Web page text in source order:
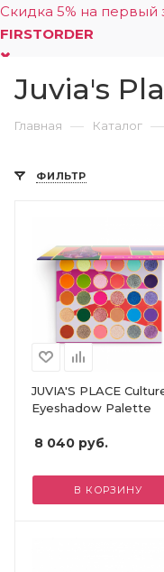
Скидка 5% на первый
FIRSTORDER
Juvia's
Главная — Каталог —
ФИЛЬТР
JUVIA'S PLACE
Eyeshadow Palette
8 040 руб.
В КОРЗИНУ